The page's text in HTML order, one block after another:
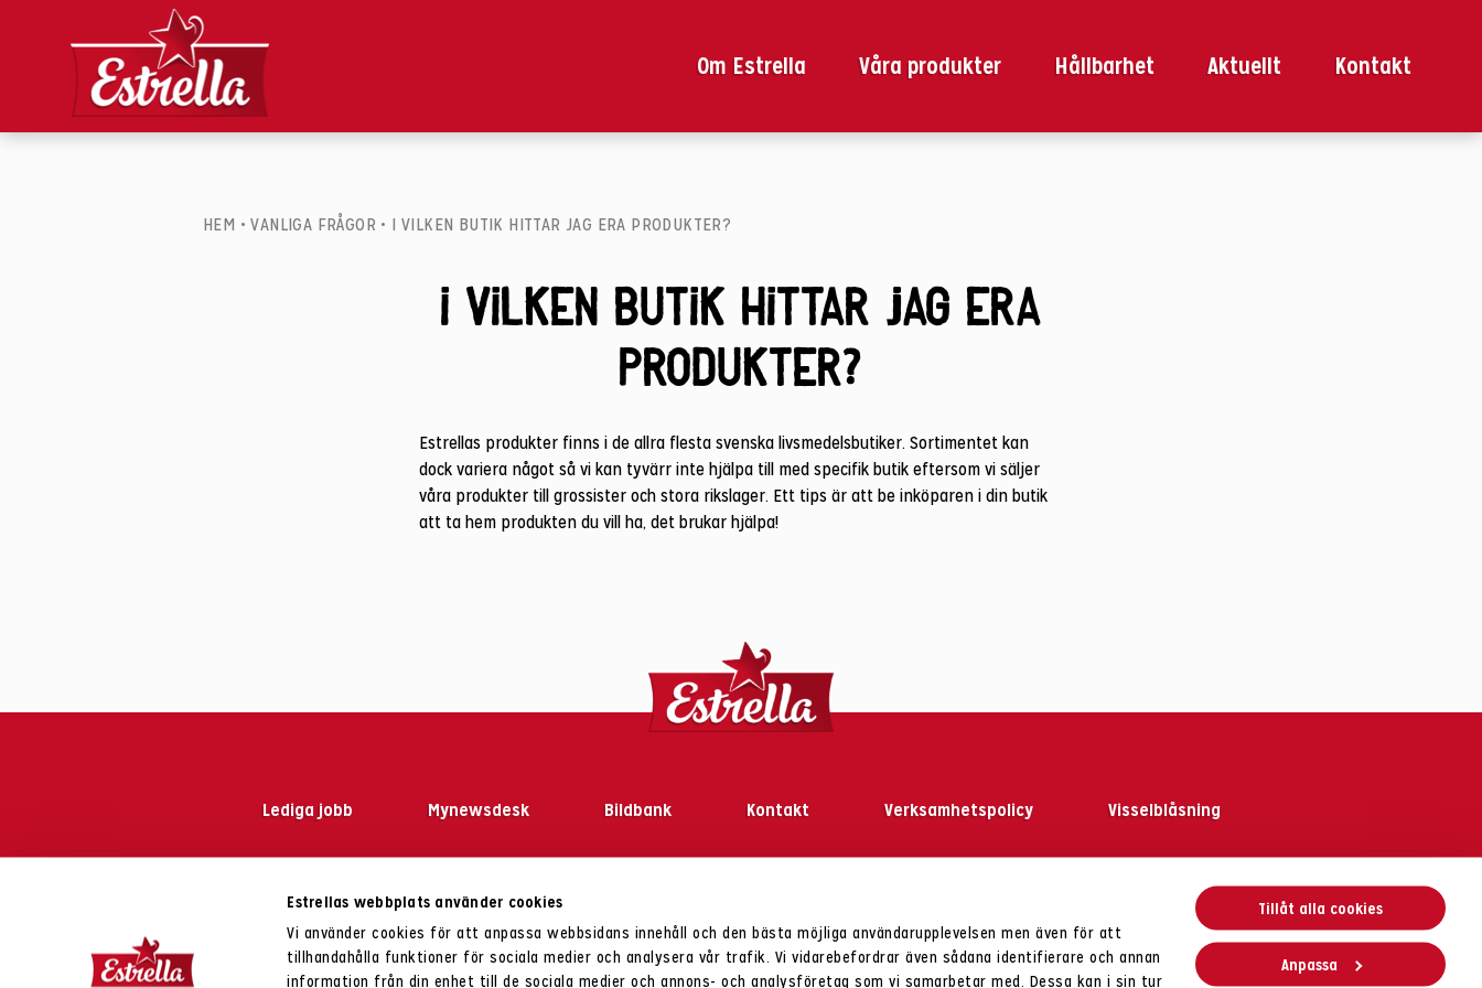
Estrellas webbplats använder cookies
Vi använder cookies för att anpassa webbsidans innehåll och den bästa möjliga användarupplevelsen men även för att
tillhandahålla funktioner för sociala medier och analysera vår trafik. Vi vidarebefordrar även sådana identifierare och annan
information från din enhet till de sociala medier och annons- och analysföretag som vi samarbetar med. Dessa kan i sin tur
Tillåt alla cookies
Anpassa
Om Estrella Våra produkter Hållbarhet Aktuellt Kontakt
HEM •VANLIGA FRÅGOR • I VILKEN BUTIK HITTAR JAG ERA PRODUKTER?
I vilken butik hittar jag era
produkter?
Estrellas produkter finns i de allra flesta svenska livsmedelsbutiker. Sortimentet kan
dock variera något så vi kan tyvärr inte hjälpa till med specifik butik eftersom vi säljer
våra produkter till grossister och stora rikslager. Ett tips är att be inköparen i din butik
att ta hem produkten du vill ha, det brukar hjälpa!
Lediga jobb Mynewsdesk Bildbank Kontakt Verksamhetspolicy Visselblåsning
Följ oss på
Telefon: 031-33 23 000 E-post: konsumenttjanst@estrella.se
. Estrella AB, 424 80 Angered SVERIGE
.